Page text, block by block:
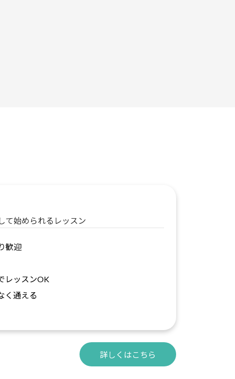
て始められるレッスン
歓迎
レッスンOK
く通える
詳しくはこちら